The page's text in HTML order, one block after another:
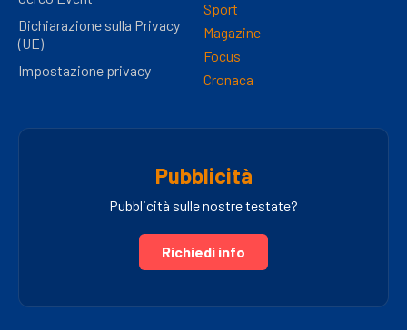
Dichiarazione sulla Privacy
(UE)
Impostazione privacy
Sport
Magazine
Focus
Cronaca
Pubblicità
Pubblicità sulle nostre testate?
Richiedi info